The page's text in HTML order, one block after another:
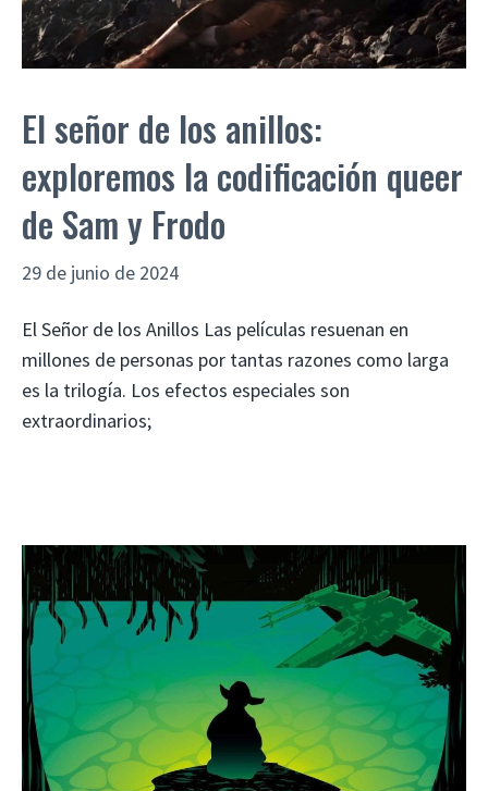
El señor de los anillos:
exploremos la codificación queer
de Sam y Frodo
29 de junio de 2024
El Señor de los Anillos Las películas resuenan en
millones de personas por tantas razones como larga
es la trilogía. Los efectos especiales son
extraordinarios;